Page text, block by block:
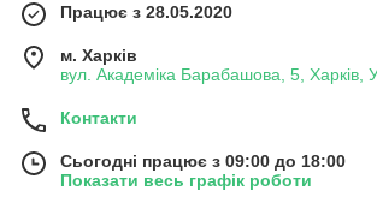
Працює з 28.05.2020
м. Харків
вул. Академіка Барабашова, 5, Харків,
Контакти
Сьогодні працює з 09:00 до 18:00
Показати весь графік роботи